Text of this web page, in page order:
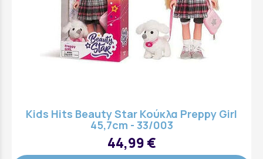
Kids Hits Beauty Star Κούκλα Preppy Girl
45,7cm - 33/003
44,99 €